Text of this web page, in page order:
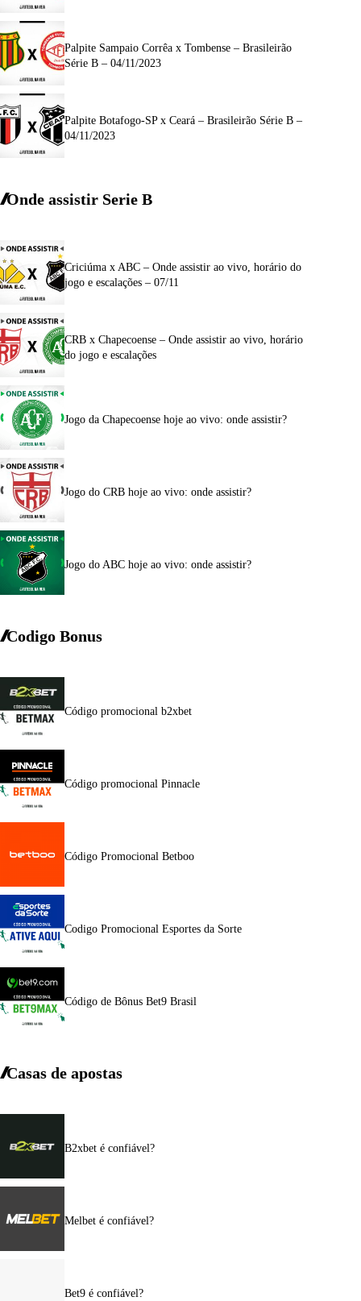
Palpite Sampaio Corrêa x Tombense – Brasileirão
Série B – 04/11/2023
Palpite Botafogo-SP x Ceará – Brasileirão Série B –
04/11/2023
Onde assistir Serie B
Criciúma x ABC – Onde assistir ao vivo, horário do
jogo e escalações – 07/11
CRB x Chapecoense – Onde assistir ao vivo, horário
do jogo e escalações
Jogo da Chapecoense hoje ao vivo: onde assistir?
Jogo do CRB hoje ao vivo: onde assistir?
Jogo do ABC hoje ao vivo: onde assistir?
Codigo Bonus
Código promocional b2xbet
Código promocional Pinnacle
Código Promocional Betboo
Codigo Promocional Esportes da Sorte
Código de Bônus Bet9 Brasil
Casas de apostas
B2xbet é confiável?
Melbet é confiável?
Bet9 é confiável?